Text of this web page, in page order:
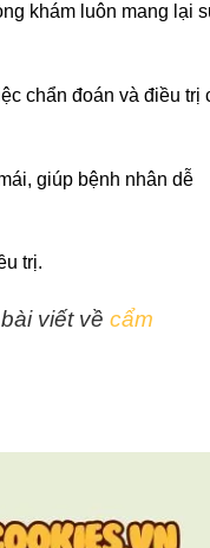
khám luôn mang lại
chẩn đoán và điều trị
giúp bệnh nhân dễ
trị.
viết về cẩm